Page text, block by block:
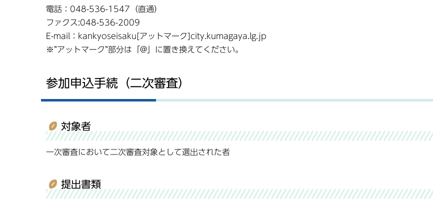
電話：048-536-1547（直通）
ファクス:048-536-2009
E-mail：kankyoseisaku[アットマーク]city.kumagaya.lg.jp
※”アットマーク”部分は「@」に置き換えてください。
参加申込手続（二次審査）
対象者
一次審査において二次審査対象として選出された者
提出書類